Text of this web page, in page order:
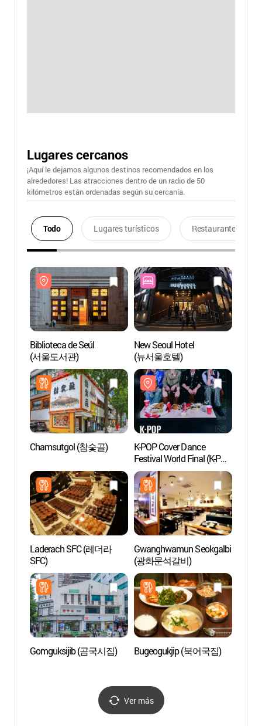
Lugares cercanos
¡Aquí le dejamos algunos destinos recomendados en los
alrededores! Las atracciones dentro de un radio de 50
kilómetros están ordenadas según su cercanía.
Todo Lugares turísticos Restaurantes
Biblioteca de Seúl
(서울도서관)
New Seoul Hotel
(뉴서울호텔)
Chamsutgol (참숯골)
K-POP Cover Dance
Festival World Final (K-POP
커버댄스 페스티벌 월드
파이널)
Laderach SFC (레더라
SFC)
Gwanghwamun Seokgalbi
(광화문석갈비)
Gomguksijib (곰국시집) Bugeogukjip (북어국집)
Ver más